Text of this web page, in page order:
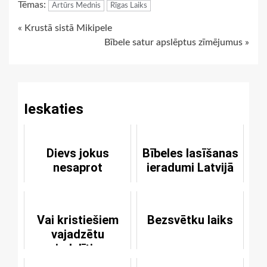
Tēmas: Artūrs Mednis Rīgas Laiks
Continue
« Krustā sistā Mikipele
Bībele satur apslēptus zīmējumus »
Ieskaties
Dievs jokus
nesaprot
Bībeles lasīšanas
ieradumi Latvijā
Vai kristiešiem
vajadzētu
piedalīties
Bezsvētku laiks